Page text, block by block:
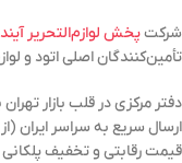
شرکتپخش لوازم‌التحریر
تأمین‌کنندگان اصلی اتود و
دفتر مرکزی در قلب بازار
ارسال سریع به سراسر ایران (از
قیمت رقابتی و تخفیف